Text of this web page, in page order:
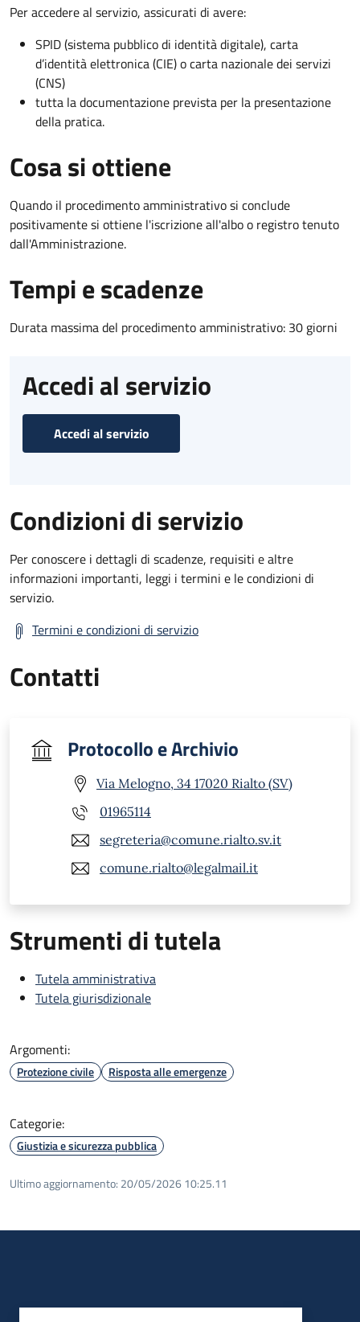
Per accedere al servizio, assicurati di avere:
SPID (sistema pubblico di identità digitale), carta
d’identità elettronica (CIE) o carta nazionale dei servizi
(CNS)
tutta la documentazione prevista per la presentazione
della pratica.
Cosa si ottiene
Quando il procedimento amministrativo si conclude
positivamente si ottiene l'iscrizione all'albo o registro tenuto
dall'Amministrazione.
Tempi e scadenze
Durata massima del procedimento amministrativo: 30 giorni
Accedi al servizio
Accedi al servizio
Condizioni di servizio
Per conoscere i dettagli di scadenze, requisiti e altre
informazioni importanti, leggi i termini e le condizioni di
servizio.
Termini e condizioni di servizio
Contatti
Protocollo e Archivio
Via Melogno, 34 17020 Rialto (SV)
01965114
segreteria@comune.rialto.sv.it
comune.rialto@legalmail.it
Strumenti di tutela
Tutela amministrativa
Tutela giurisdizionale
Argomenti:
Protezione civile Risposta alle emergenze
Categorie:
Giustizia e sicurezza pubblica
Ultimo aggiornamento: 20/05/2026 10:25.11